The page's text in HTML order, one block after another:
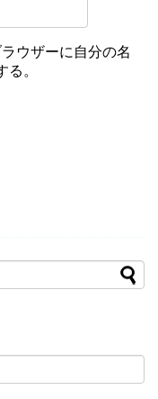
ウザーに自分の名
。